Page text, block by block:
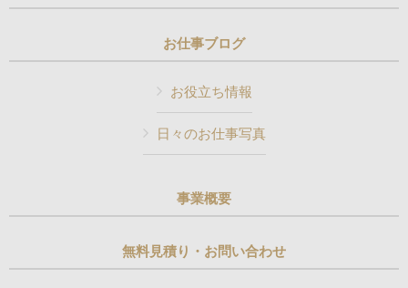
お仕事ブログ
お役立ち情報
日々のお仕事写真
事業概要
無料見積り・お問い合わせ